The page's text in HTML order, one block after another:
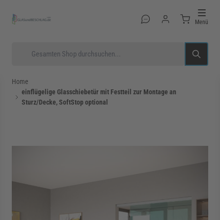
Menü
für Kategorie Beschläge anzeigen
Home
einflügelige Glasschiebetür mit Festteil zur Montage an
Sturz/Decke, SoftStop optional